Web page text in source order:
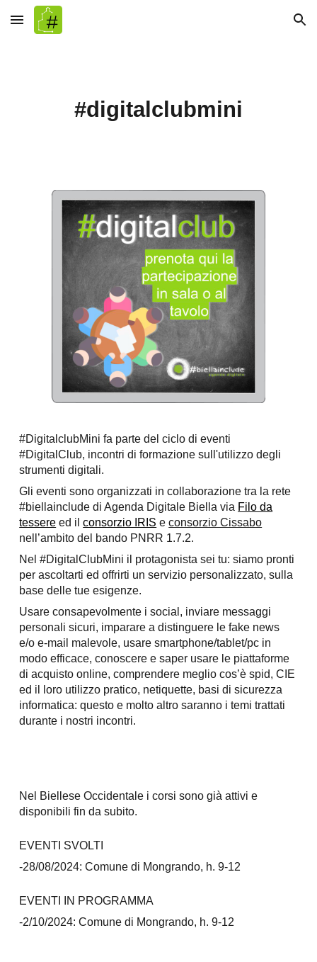
Skip to main content Skip to navigation
#digitalclubmini
#DigitalclubMini fa parte del ciclo di eventi
#DigitalClub, incontri di formazione sull'utilizzo degli
strumenti digitali.
Gli eventi sono organizzati in collaborazione tra la rete
#biellainclude di Agenda Digitale Biella via Filo da
tessere ed ilconsorzio IRIS econsorzio Cissabo
nell’ambito del bando PNRR 1.7.2.
Nel #DigitalClubMini il protagonista sei tu: siamo pronti
per ascoltarti ed offrirti un servizio personalizzato, sulla
base delle tue esigenze.
Usare consapevolmente i social, inviare messaggi
personali sicuri, imparare a distinguere le fake news
e/o e-mail malevole, usare smartphone/tablet/pc in
modo efficace, conoscere e saper usare le piattaforme
di acquisto online, comprendere meglio cos’è spid, CIE
ed il loro utilizzo pratico, netiquette, basi di sicurezza
informatica: questo e molto altro saranno i temi trattati
durante i nostri incontri.
Nel Biellese Occidentale i corsi sono già attivi e
disponibili fin da subito.
EVENTI SVOLTI
-28/08/2024: Comune di Mongrando, h. 9-12
EVENTI IN PROGRAMMA
-2/10/2024: Comune di Mongrando, h. 9-12